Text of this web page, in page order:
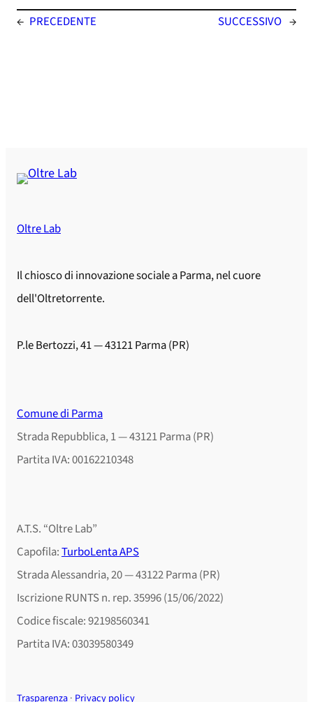
← PRECEDENTE SUCCESSIVO →
Oltre Lab
Il chiosco di innovazione sociale a Parma, nel cuore
dell'Oltretorrente.
P.le Bertozzi, 41 — 43121 Parma (PR)
Comune di Parma
Strada Repubblica, 1 — 43121 Parma (PR)
Partita IVA: 00162210348
A.T.S. “Oltre Lab”
Capofila:TurboLenta APS
Strada Alessandria, 20 — 43122 Parma (PR)
Iscrizione RUNTS n. rep. 35996 (15/06/2022)
Codice fiscale: 92198560341
Partita IVA: 03039580349
Trasparenza· Privacy policy